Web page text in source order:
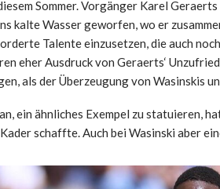
Sommer. Vorgänger Karel
kalte Wasser geworfen, wo er
Talente einzusetzen, die auch
eher Ausdruck von Geraerts‘
als der Überzeugung von Wasinskis
ein ähnliches Exempel zu statuieren,
schaffte. Auch bei Wasinski aber